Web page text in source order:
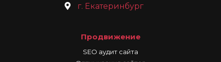
г. Екатеринбург
Продвижение
SEO аудит сайта